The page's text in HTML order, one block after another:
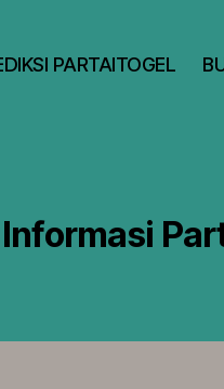
PARTAITOGEL
Informasi